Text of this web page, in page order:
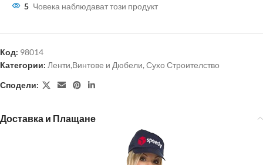
5 Човека наблюдават този продукт
Код: 98014
Категории: Ленти,Винтове и Дюбели, Сухо Строителство
Сподели:
Доставка и Плащане